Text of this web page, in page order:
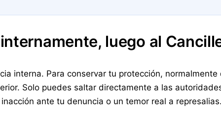
luego al
interna. Para conservar tu protección,
Solo puedes saltar directamente a las
ante tu denuncia o un temor real a represalias.